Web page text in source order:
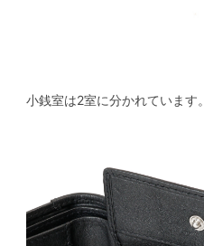
小銭室は2室に分かれています。